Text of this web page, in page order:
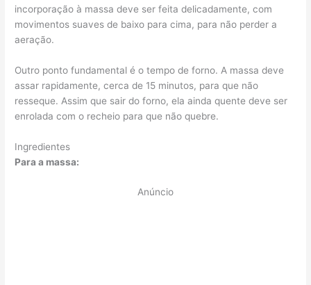
incorporação à massa deve ser feita delicadamente, com
movimentos suaves de baixo para cima, para não perder a
aeração.
Outro ponto fundamental é o tempo de forno. A massa deve
assar rapidamente, cerca de 15 minutos, para que não
resseque. Assim que sair do forno, ela ainda quente deve ser
enrolada com o recheio para que não quebre.
Ingredientes
Para a massa:
Anúncio